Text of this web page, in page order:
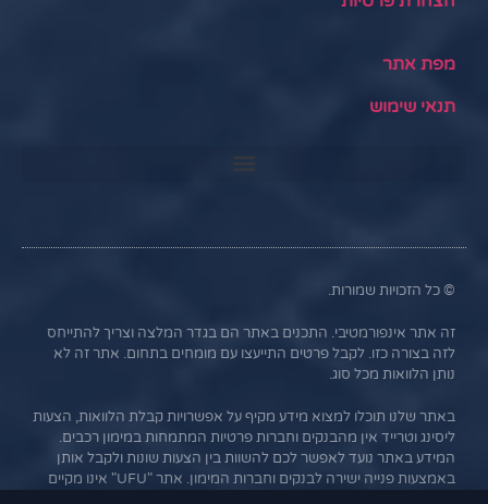
מפת אתר
תנאי שימוש
© כל הזכויות שמורות.
זה אתר אינפורמטיבי. התכנים באתר הם בגדר המלצה וצריך להתייחס
לזה בצורה כזו. לקבל פרטים התייעצו עם מומחים בתחום. אתר זה לא
נותן הלוואות מכל סוג.
באתר שלנו תוכלו למצוא מידע מקיף על אפשרויות קבלת הלוואות, הצעות
ליסינג וטרייד אין מהבנקים וחברות פרטיות המתמחות במימון רכבים.
המידע באתר נועד לאפשר לכם להשוות בין הצעות שונות ולקבל אותן
באמצעות פנייה ישירה לבנקים וחברות המימון. אתר "UFU" אינו מקיים